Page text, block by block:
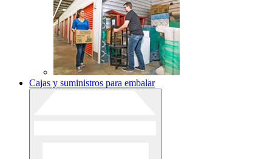
Cajas y suministros para embalar